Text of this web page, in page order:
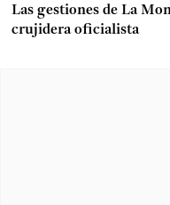
Las gestiones de La
crujidera oficialista